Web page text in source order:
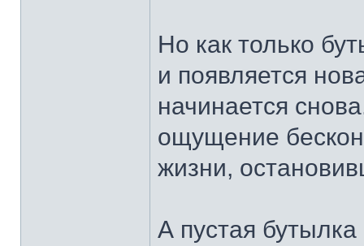
Но как только
и появляется
начинается
ощущение
жизни,
А пустая